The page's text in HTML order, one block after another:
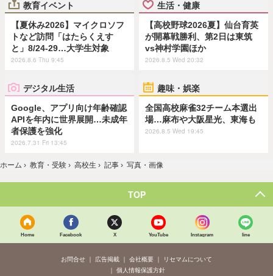
教育イベント
【夏休み2026】マイクロソフ
トなど訪問「はたらくえす
と」8/24-29…大学生対象
2026.8.6 Thu 9:45
生活・健康
【高校野球2026夏】仙台育英
が開幕戦勝利、第2日は東筑
vs神村学園ほか
2026.8.5 Wed 20:32
デジタル生活
Google、アプリ向け年齢確認
APIを年内に世界展開…未成年
者保護を強化
2026.7.31 Fri 13:45
趣味・娯楽
全国高校麻雀32チーム本選出
場…麻布や大阪星光、東海も
2026.8.5 Wed 19:45
ホーム › 教育・受験 › 高校生 › 記事 › 写真・画像
TOP
Home Facebook X YouTube Instagram line
お問合せ 広告掲載 会社概要
リセマムについて
個人情報保護方針